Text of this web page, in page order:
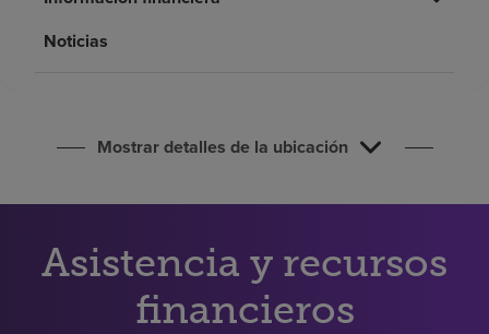
Empleos
Pagar mi factura
Noticias
Mostrar detalles de la ubicación
Asistencia y recursos
financieros